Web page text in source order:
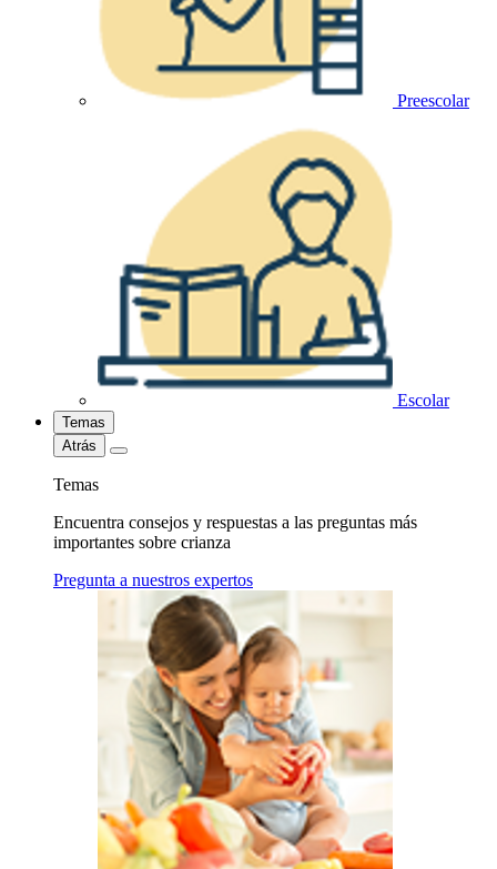
Preescolar
Escolar
Temas
Atrás
Temas
Encuentra consejos y respuestas a las preguntas más
importantes sobre crianza
Pregunta a nuestros expertos